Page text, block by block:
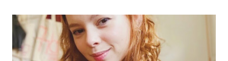
Pediu ao pai, e recebeu como resposta que era só
descobrir os valores e onde tinha aula de inglês para
crianças (coisa que em 1989 era raridade em Mogi das